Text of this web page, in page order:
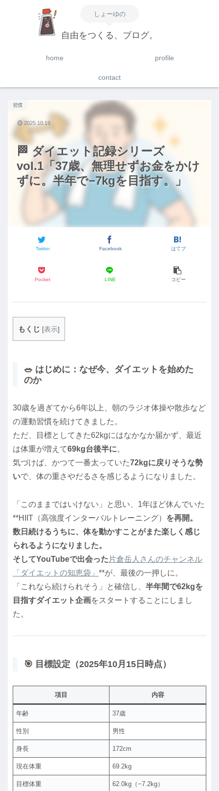
しょーゆの
自由をつくる、ブログ。
home profile
contact
🏁 ダイエット記録シリーズ
vol.1「37歳、無理せずお金をかけ
ずに。半年で−7kgを目指す。」
習慣
Twitter Facebook はてブ
Pocket LINE コピー
2025.10.19
もくじ [表示]
🥗 はじめに：なぜ今、ダイエットを始めた
のか
30歳を過ぎてから6年以上、朝のラジオ体操や散歩など
の運動習慣を続けてきました。
ただ、目標としてきた62kgにはなかなか届かず、最近
は体重が増えて69kg台後半に。
気づけば、かつて一番太っていた72kgに戻りそうな勢
いで、体の重さやだるさを感じるようになりました。
「このままではいけない」と思い、1年ほど休んでいた
**HIIT（高強度インターバルトレーニング） を再開。
数日続けるうちに、体を動かすことがまた楽しく感じ
られるようになりました。
そしてYouTubeで出会った 片倉岳人さんのチャンネル
「ダイエットの知恵袋」 **が、最後の一押しに。
「これなら続けられそう」と確信し、 半年間で62kgを
目指すダイエット企画をスタートすることにしまし
た。
🎯 目標設定（2025年10月15日時点）
項目 内容
年齢 37歳
性別 男性
身長 172cm
現在体重 69.2kg
目標体重 62.0kg（−7.2kg）